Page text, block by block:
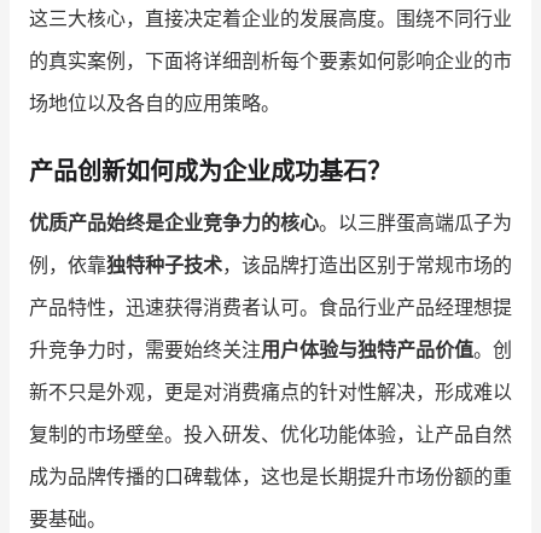
新零售资讯
培训课程
商家社区 社群交流
合作共进
认证服务商 设计服务商
有赞云
这三大核心，直接决定着企业的发展高度。围绕不同行业
的真实案例，下面将详细剖析每个要素如何影响企业的市
场地位以及各自的应用策略。
产品创新如何成为企业成功基石？
优质产品始终是企业竞争力的核心。以三胖蛋高端瓜子为
例，依靠独特种子技术，该品牌打造出区别于常规市场的
产品特性，迅速获得消费者认可。食品行业产品经理想提
升竞争力时，需要始终关注用户体验与独特产品价值。创
新不只是外观，更是对消费痛点的针对性解决，形成难以
复制的市场壁垒。投入研发、优化功能体验，让产品自然
成为品牌传播的口碑载体，这也是长期提升市场份额的重
要基础。